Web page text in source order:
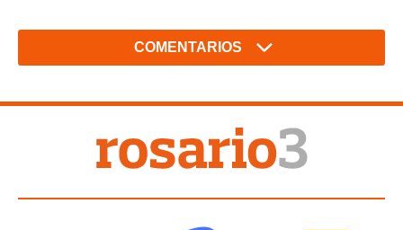
COMENTARIOS